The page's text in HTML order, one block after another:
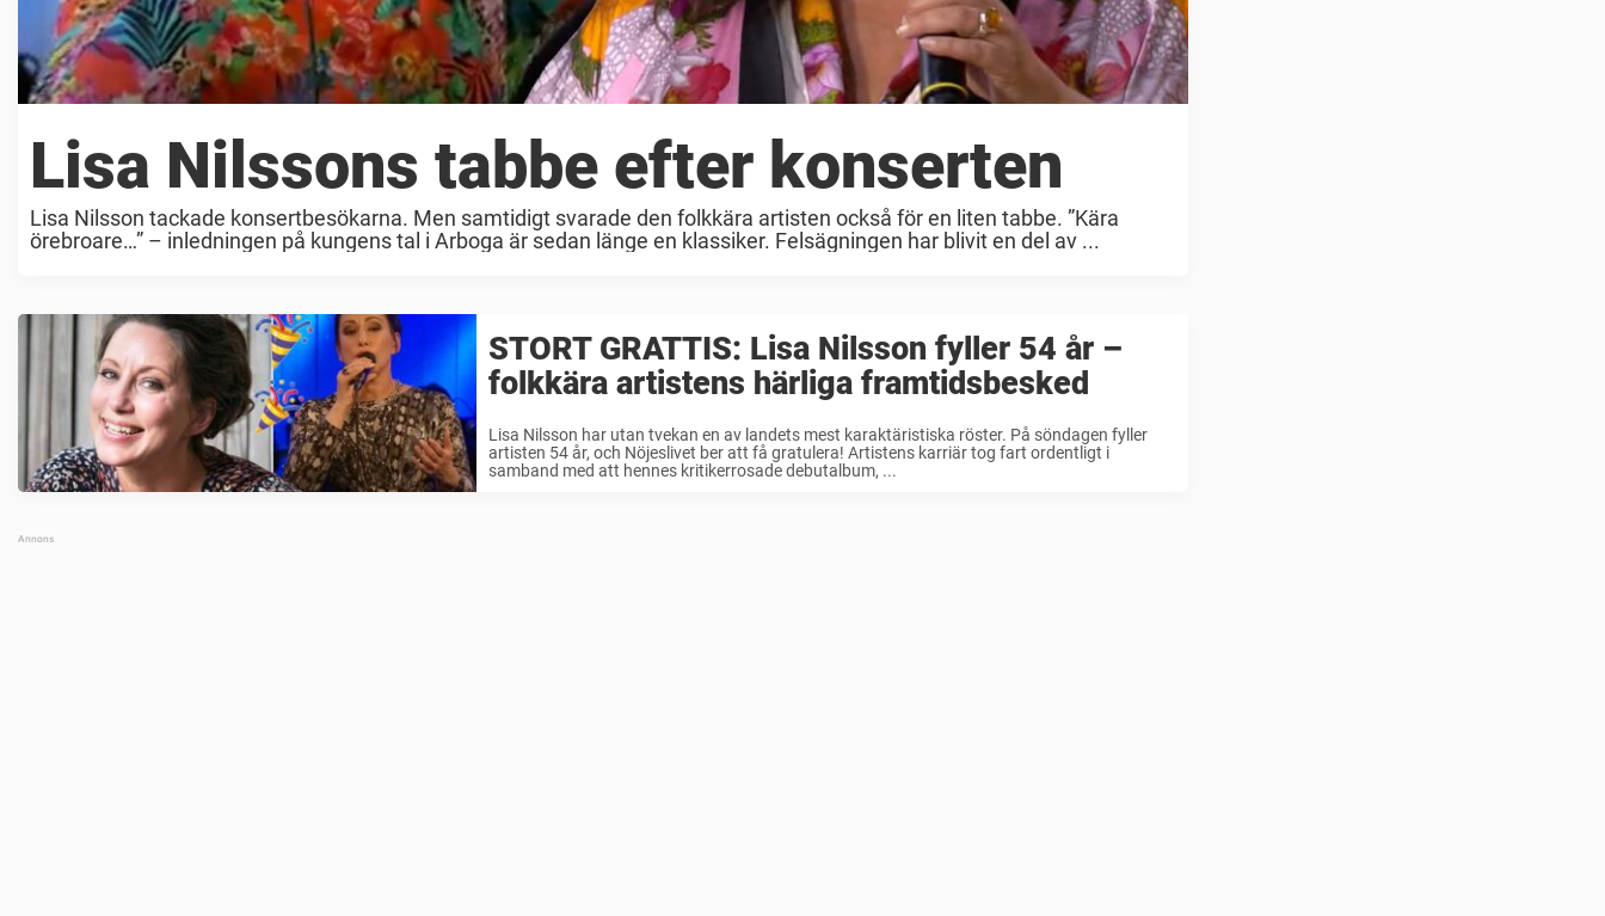
Lisa Nilssons tabbe efter konserten
Lisa Nilsson tackade konsertbesökarna. Men samtidigt svarade den folkkära artisten också för en liten tabbe. ”Kära
örebroare…” – inledningen på kungens tal i Arboga är sedan länge en klassiker. Felsägningen har blivit en del av ...
STORT GRATTIS: Lisa Nilsson fyller 54 år –
folkkära artistens härliga framtidsbesked
Lisa Nilsson har utan tvekan en av landets mest karaktäristiska röster. På söndagen fyller
artisten 54 år, och Nöjeslivet ber att få gratulera! Artistens karriär tog fart ordentligt i
samband med att hennes kritikerrosade debutalbum, ...